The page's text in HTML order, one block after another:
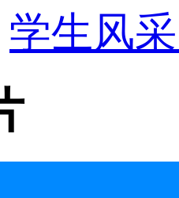
学生风